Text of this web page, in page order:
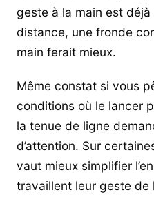
geste à la main est
distance, une fronde
main ferait mieux.
Même constat si vous
conditions où le lancer
la tenue de ligne
d’attention. Sur
vaut mieux simplifier
travaillent leur geste de